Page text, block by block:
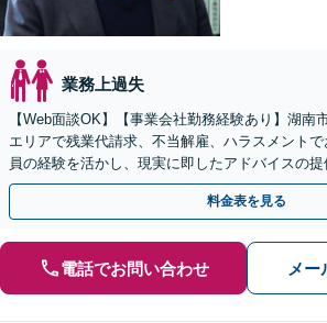
業務上過失
【Web面談OK】【事業会社勤務経験あり】湖南
エリアで残業代請求、不当解雇、ハラスメント
員の経験を活かし、現実に即したアドバイスの
双方に対応】【甲西駅1分】
料金表を見る
電話でお問い合わせ メー